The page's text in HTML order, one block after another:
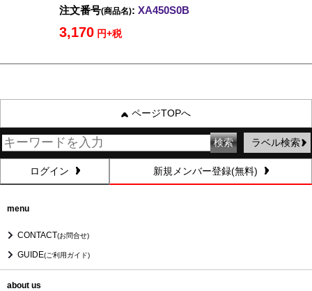
注文番号(商品名): XA450S0B
3,170 円+税
ページTOPへ
ラベル検索
ログイン 新規メンバー登録(無料)
menu
CONTACT(お問合せ)
GUIDE(ご利用ガイド)
about us